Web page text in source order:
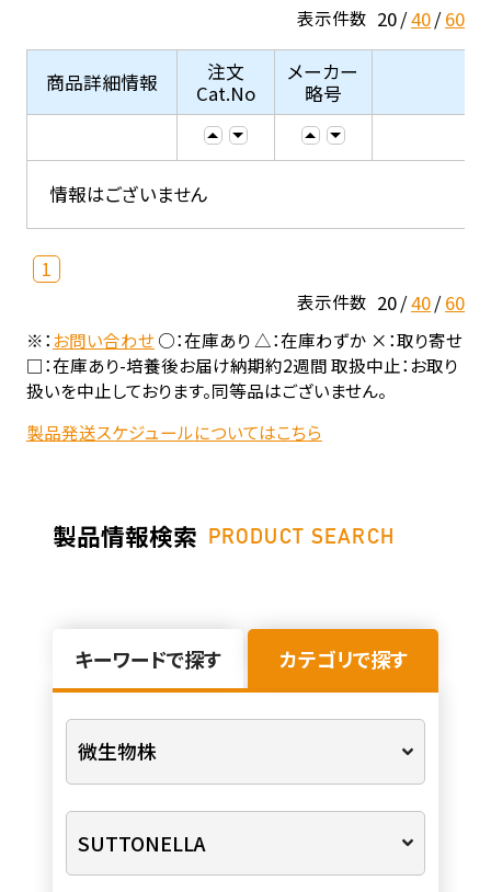
表示件数 20 40 60
商品詳細情報
注文
Cat.No
メーカー
略号
情報はございません
1
表示件数 20 40 60
※：お問い合わせ○：在庫あり △：在庫わずか ×：取り寄せ
□：在庫あり-培養後お届け納期約2週間 取扱中止：お取り
扱いを中止しております。同等品はございません。
製品発送スケジュールについてはこちら
製品情報検索 PRODUCT SEARCH
キーワードで探す カテゴリで探す